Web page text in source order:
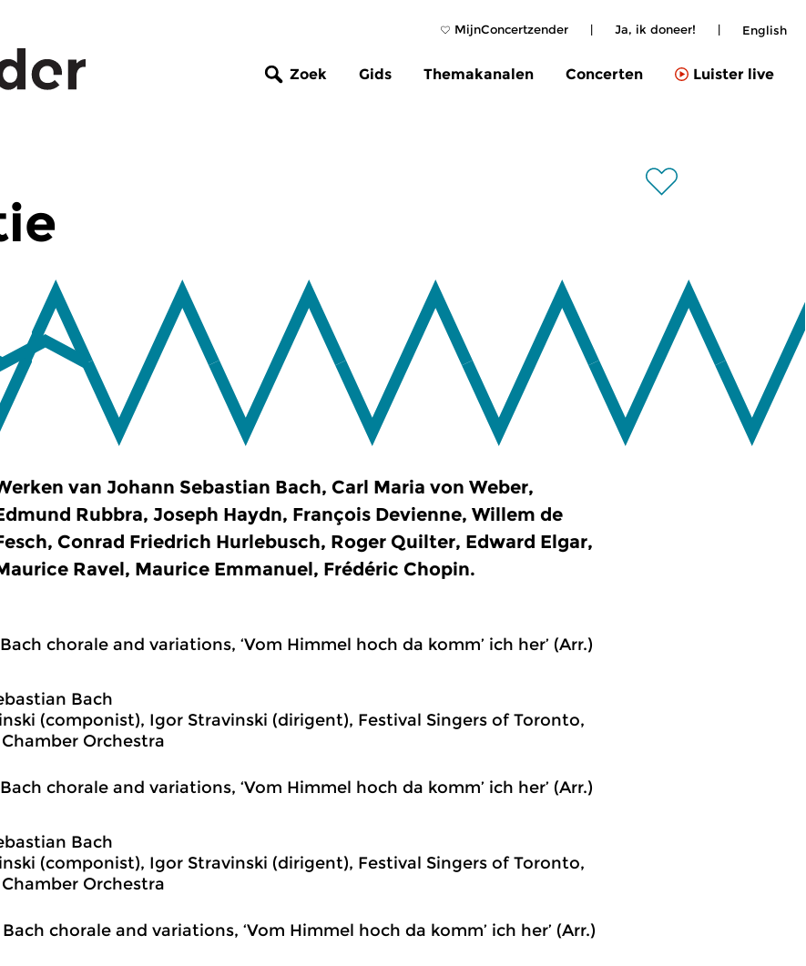
MijnConcertzender | Ja, ik doneer! | English
Zoek Gids Themakanalen Concerten Luister live
van Johann Sebastian Bach, Carl Maria von Weber,
Rubbra, Joseph Haydn, François Devienne, Willem de
Conrad Friedrich Hurlebusch, Roger Quilter, Edward Elgar,
Ravel, Maurice Emmanuel, Frédéric Chopin.
chorale and variations, ‘Vom Himmel hoch da komm’ ich her’ (Arr.)
Bach
(componist), Igor Stravinski (dirigent), Festival Singers of Toronto,
Orchestra
chorale and variations, ‘Vom Himmel hoch da komm’ ich her’ (Arr.)
Bach
(componist), Igor Stravinski (dirigent), Festival Singers of Toronto,
Orchestra
chorale and variations, ‘Vom Himmel hoch da komm’ ich her’ (Arr.)